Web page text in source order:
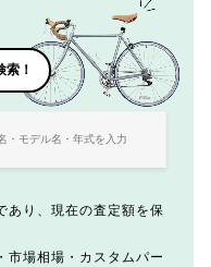
！
あり、現在の査定額を保
市場相場・カスタムパー